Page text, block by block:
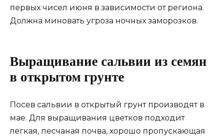
первых чисел июня в зависимости от региона.
Должна миновать угроза ночных заморозков.
Выращивание сальвии из семян
в открытом грунте
Посев сальвии в открытый грунт производят в
мае. Для выращивания цветков подходит
легкая, песчаная почва, хорошо пропускающая